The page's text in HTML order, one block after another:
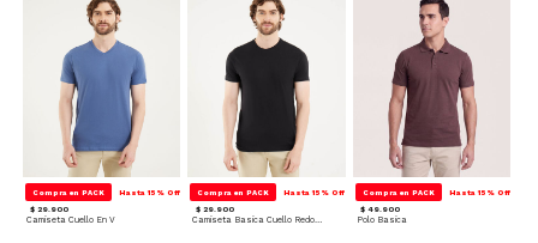
Compra en PACK Hasta 15% Off
$ 29.900
Camiseta Cuello En V
Compra en PACK Hasta 15% Off
$ 29.900
Camiseta Basica Cuello Redondo
Compra en PACK Hasta 15% Off
$ 49.900
Polo Basica